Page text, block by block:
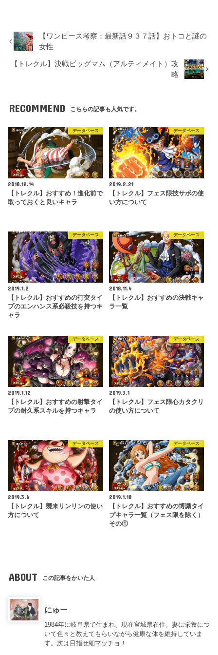
【ワンピース考察：最新話９３７話】おトコと謎の
女性
【トレクル】決戦ビッグマム（アルティメイト）攻
略
RECOMMEND こちらの記事も人気です。
データベース
2018.12.14
【トレクル】おすすめ！進化前で
取っておくと良いキャラ
データベース
2019.2.21
【トレクル】フェス限技サボの使
い方について
データベース
2019.1.2
【トレクル】おすすめの打突タイ
プのエンハンス系必殺技を持つキ
ャラ
データベース
2018.11.4
【トレクル】おすすめの決戦キャ
ラ一覧
データベース
2019.1.12
【トレクル】おすすめの射撃タイ
プの耐久系スキルを持つキャラ
データベース
2019.3.1
【トレクル】フェス限心カタクリ
の使い方について
データベース
2019.3.6
【トレクル】襲来リンリンの使い
方について
データベース
2019.1.18
【トレクル】おすすめの博識タイ
プキャラ一覧（フェス限を除く）
その①
ABOUT この記事をかいた人
にゅー
1984年に岐阜県で生まれ、現在宮城県在住。妻に栄養につ
いて色々と教えてもらいながら健康な体を維持していま
す。次は目指せ細マッチョ！